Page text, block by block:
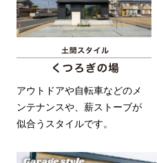
アウトドアや自転車などのメ
ンテナンスや、薪ストーブが
似合うスタイルです。